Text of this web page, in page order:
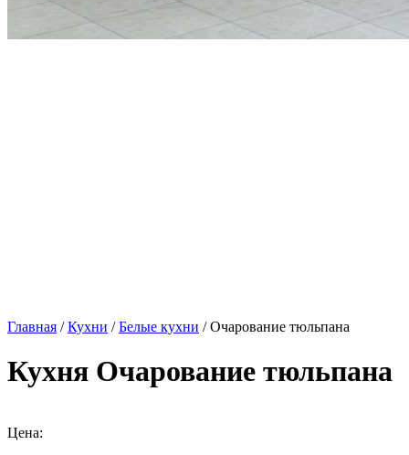
Главная /Кухни /Белые кухни / Очарование тюльпана
Кухня Очарование тюльпана
Цена: